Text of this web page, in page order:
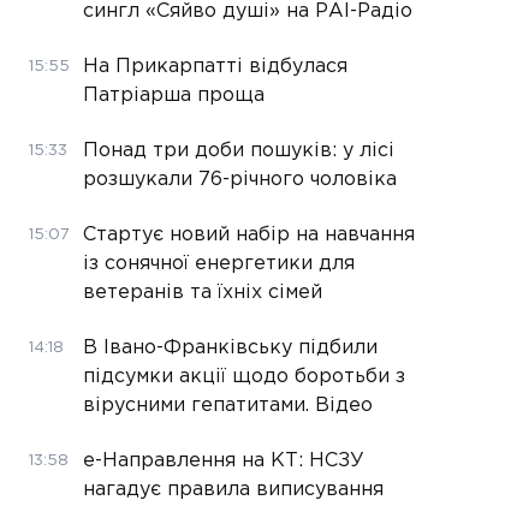
сингл «Сяйво душі» на РАІ-Радіо
15:55
На Прикарпатті відбулася
Патріарша проща
15:33
Понад три доби пошуків: у лісі
розшукали 76-річного чоловіка
15:07
Стартує новий набір на навчання
із сонячної енергетики для
ветеранів та їхніх сімей
14:18
В Івано-Франківську підбили
підсумки акції щодо боротьби з
вірусними гепатитами. Відео
13:58
е-Направлення на КТ: НСЗУ
нагадує правила виписування